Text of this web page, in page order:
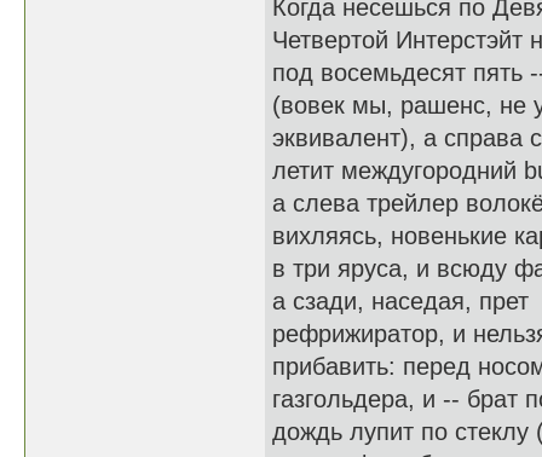
Когда несешься по
Четвертой Интерстэйт
под восемьдесят пять
(вовек мы, рашенс, не
эквивалент), а справа
летит междугородний
а слева трейлер
вихляясь, новенькие
в три яруса, и всюду
а сзади, наседая, прет
рефрижиратор, и
прибавить: перед
газгольдера, и -- брат
дождь лупит по стеклу